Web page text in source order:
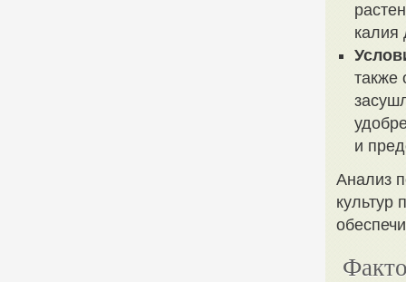
калия
также
и
Анализ
культур